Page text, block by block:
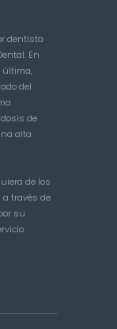
dentista
En
última,
del
de
alta
de los
través de
su